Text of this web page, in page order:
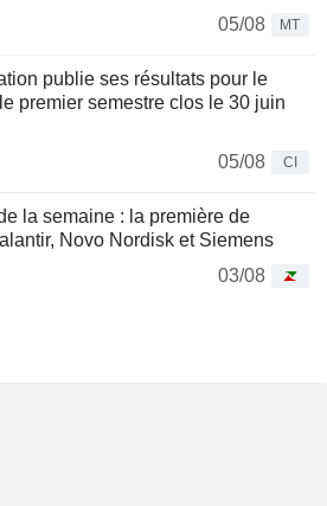
05/08
MT
publie ses résultats pour le
premier semestre clos le 30 juin
05/08
CI
la semaine : la première de
Novo Nordisk et Siemens
03/08